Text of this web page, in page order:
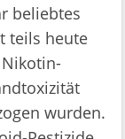
beliebtes
teils heute
wurden.